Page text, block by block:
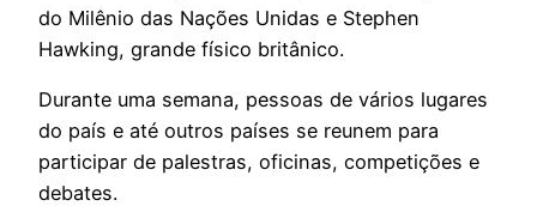
do Milênio das Nações Unidas e Stephen
Hawking, grande físico britânico.
Durante uma semana, pessoas de vários lugares
do país e até outros países se reunem para
participar de palestras, oficinas, competições e
debates.